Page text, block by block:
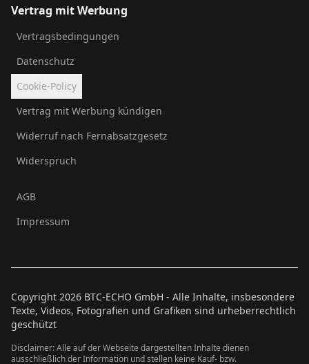
Vertrag mit Werbung
Vertragsbedingungen
Datenschutz
Cookie-Policy
Vertrag mit Werbung kündigen
Widerruf nach Fernabsatzgesetz
Widerspruch
AGB
Impressum
Copyright 2026 BTC-ECHO GmbH - Alle Inhalte, insbesondere
Texte, Videos, Fotografien und Grafiken sind urheberrechtlich
geschützt
Disclaimer: Alle auf der Webseite dargestellten Inhalte dienen
ausschließlich der Information und stellen keine Kauf- bzw.